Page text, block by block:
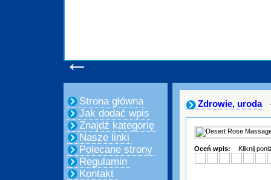
←
Strona główna
Jak dodać wpis
Znajdź kategorię
Nasze linki
Polecane strony
Regulamin
Kontakt
Zdrowie, uroda
Oceń wpis: Kliknij